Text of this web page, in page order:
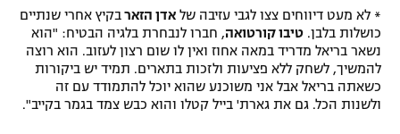
* לא מעט דיווחים צצו לגבי עזיבה של אדן הזארבקיץ אחרי שנתיים
כושלות בלבן. טיבו קורטואה, חברו לנבחרת בלגיה הבטיח: "הוא
נשאר בריאל מדריד במאה אחוז ואין לו שום רצון לעזוב. הוא רוצה
להמשיך, לשחק ללא פציעות ולזכות בתארים. תמיד יש ביקורות
כשאתה בריאל אבל אני משוכנע שהוא יוכל להתמודד עם זה
ולשנות הכל. גם את גארת' בייל קטלו והוא כבש צמד בגמר בקייב".